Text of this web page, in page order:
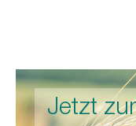
Jetzt